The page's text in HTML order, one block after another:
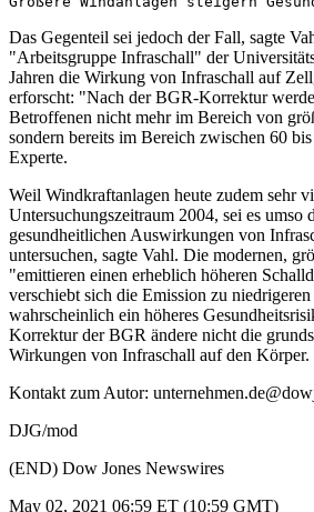
Das Gegenteil sei jedoch der Fall, sagte
"Arbeitsgruppe Infraschall" der
Jahren die Wirkung von Infraschall auf
erforscht: "Nach der BGR-Korrektur
Betroffenen nicht mehr im Bereich von
sondern bereits im Bereich zwischen 60
Experte.
Weil Windkraftanlagen heute zudem sehr
Untersuchungszeitraum 2004, sei es umso
gesundheitlichen Auswirkungen von
untersuchen, sagte Vahl. Die modernen,
"emittieren einen erheblich höheren
verschiebt sich die Emission zu
wahrscheinlich ein höheres
Korrektur der BGR ändere nicht die
Wirkungen von Infraschall auf den Körper.
Kontakt zum Autor:
DJG/mod
(END) Dow Jones Newswires
May 02, 2021 06:59 ET (10:59 GMT)